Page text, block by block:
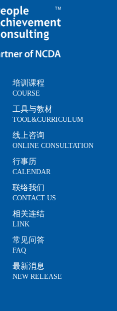
培训课程
COURSE
工具与教材
TOOL&CURRICULUM
线上咨询
ONLINE CONSULTATION
行事历
CALENDAR
联络我们
CONTACT US
相关连结
LINK
常见问答
FAQ
最新消息
NEW RELEASE